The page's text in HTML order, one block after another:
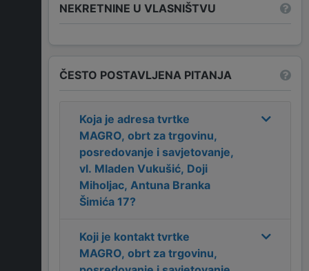
NEKRETNINE U VLASNIŠTVU
ČESTO POSTAVLJENA PITANJA
Koja je adresa tvrtke
MAGRO, obrt za trgovinu,
posredovanje i savjetovanje,
vl. Mladen Vukušić, Doji
Miholjac, Antuna Branka
Šimića 17?
Koji je kontakt tvrtke
MAGRO, obrt za trgovinu,